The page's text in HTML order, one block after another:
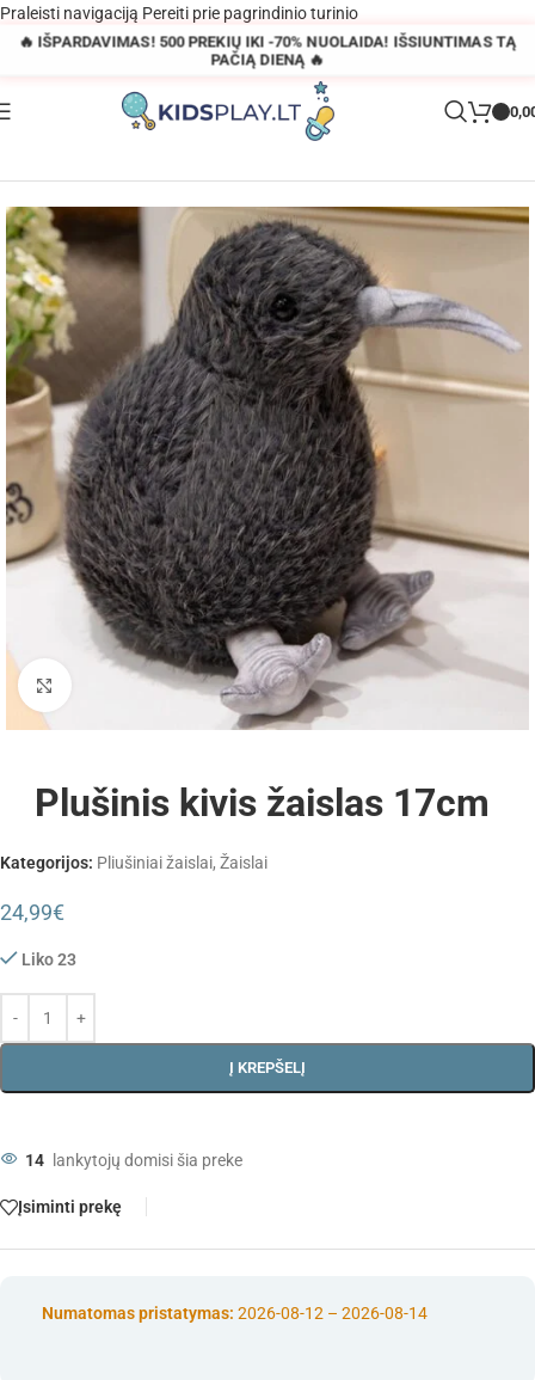
Praleisti navigaciją Pereiti prie pagrindinio turinio
🔥 IŠPARDAVIMAS! 500 PREKIŲ IKI -70% NUOLAIDA! IŠSIUNTIMAS TĄ
PAČIĄ DIENĄ 🔥
Parduotuvė Plušinis kivis žaislas 17cm
Plušinis kivis žaislas 17cm
Kategorijos: Pliušiniai žaislai, Žaislai
24,99€
Liko 23
Į KREPŠELĮ
14 lankytojų domisi šia preke
Įsiminti prekę
Numatomas pristatymas: 2026-08-12 – 2026-08-14